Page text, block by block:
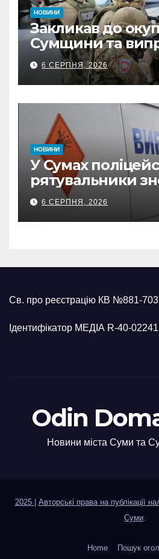
НОВИНИ
Закликав до
Сумщини та
обстріли: СБУ
з Охтирки
6 СЕРПНЯ, 2026
НОВИНИ
У Сумах
рятувальники
500-кілограмову
росіян
6 СЕРПНЯ, 2026
Св. про реєстрацію КВ №881-
Ідентифікатор МЕДІА R-40-02241
Odin
Новини міста Суми та
2025
Авторські права на публікації
Суми.
Home Пошук